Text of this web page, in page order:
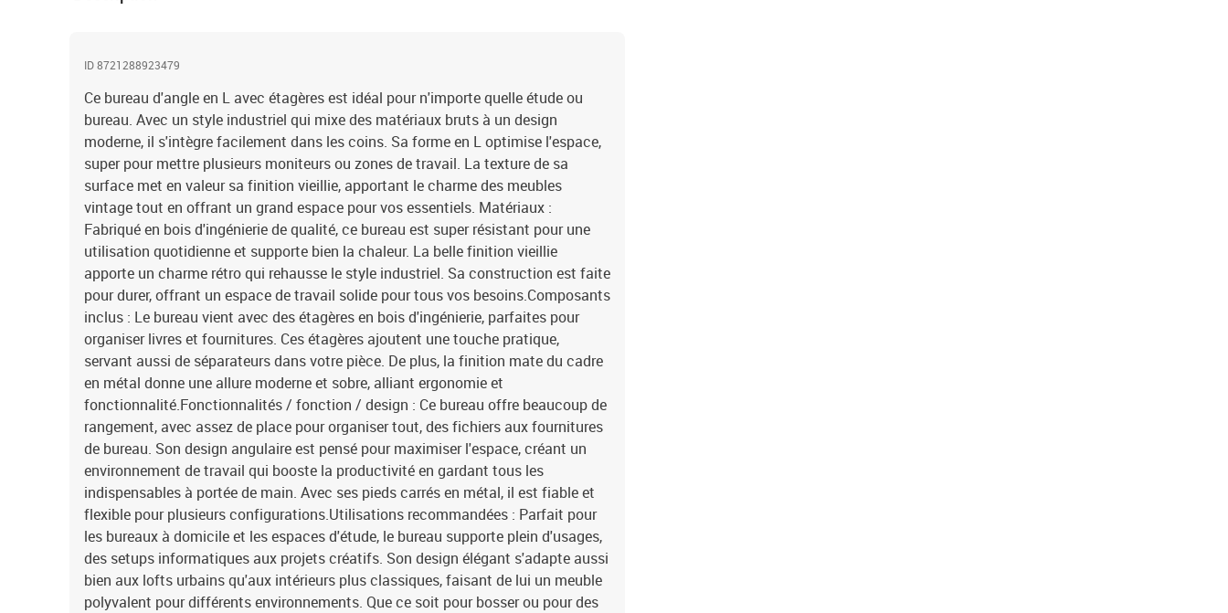
ID 8721288923479
Ce bureau d'angle en L avec étagères est idéal pour n'importe quelle étude ou
bureau. Avec un style industriel qui mixe des matériaux bruts à un design
moderne, il s'intègre facilement dans les coins. Sa forme en L optimise l'espace,
super pour mettre plusieurs moniteurs ou zones de travail. La texture de sa
surface met en valeur sa finition vieillie, apportant le charme des meubles
vintage tout en offrant un grand espace pour vos essentiels. Matériaux :
Fabriqué en bois d'ingénierie de qualité, ce bureau est super résistant pour une
utilisation quotidienne et supporte bien la chaleur. La belle finition vieillie
apporte un charme rétro qui rehausse le style industriel. Sa construction est faite
pour durer, offrant un espace de travail solide pour tous vos besoins.Composants
inclus : Le bureau vient avec des étagères en bois d'ingénierie, parfaites pour
organiser livres et fournitures. Ces étagères ajoutent une touche pratique,
servant aussi de séparateurs dans votre pièce. De plus, la finition mate du cadre
en métal donne une allure moderne et sobre, alliant ergonomie et
fonctionnalité.Fonctionnalités / fonction / design : Ce bureau offre beaucoup de
rangement, avec assez de place pour organiser tout, des fichiers aux fournitures
de bureau. Son design angulaire est pensé pour maximiser l'espace, créant un
environnement de travail qui booste la productivité en gardant tous les
indispensables à portée de main. Avec ses pieds carrés en métal, il est fiable et
flexible pour plusieurs configurations.Utilisations recommandées : Parfait pour
les bureaux à domicile et les espaces d'étude, le bureau supporte plein d'usages,
des setups informatiques aux projets créatifs. Son design élégant s'adapte aussi
bien aux lofts urbains qu'aux intérieurs plus classiques, faisant de lui un meuble
polyvalent pour différents environnements. Que ce soit pour bosser ou pour des